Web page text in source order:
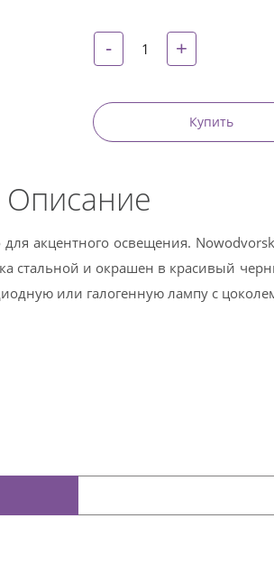
- +
Купить
Описание
акцентного освещения.
и окрашен в красивый
или галогенную лампу с